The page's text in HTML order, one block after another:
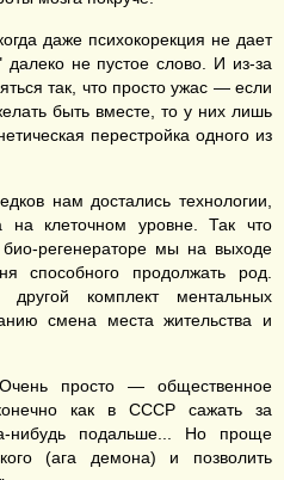
даже психокорекция не дает
далеко не пустое слово. И из-за
так, что просто ужас — если
быть вместе, то у них лишь
перестройка одного из
нам достались технологии,
на клеточном уровне. Так что
регенераторе мы на выходе
способного продолжать род.
другой комплект ментальных
смена места жительства и
просто — общественное
как в СССР сажать за
нибудь подальше... Но проще
(ага демона) и позволить